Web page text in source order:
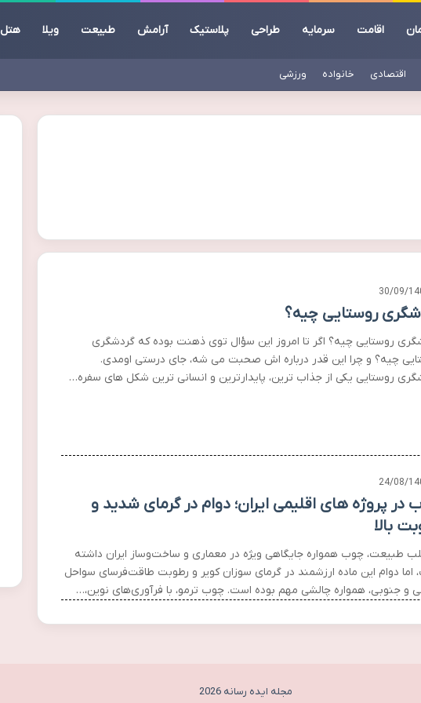
اقامت سرمایه طراحی پلاستیک آرامش طبیعت ویلا هتل
اقتصادی خانواده ورزشی
30/09/
روستایی چیه؟
روستایی چیه؟ اگر تا امروز این سؤال توی ذهنت بوده که گردشگری
چیه؟ و چرا این قدر درباره اش صحبت می شه، جای درستی اومدی.
روستایی یکی از جذاب ترین، پایدارترین و انسانی ترین شکل های سفره…
24/08/
در پروژه های اقلیمی ایران؛ دوام در گرمای شدید و
بالا
طبیعت، چوب همواره جایگاهی ویژه در معماری و ساخت‌وساز ایران داشته
اما دوام این ماده ارزشمند در گرمای سوزان کویر و رطوبت طاقت‌فرسای سواحل
و جنوبی، همواره چالشی مهم بوده است. چوب ترمو، با فرآوری‌های نوین،…
مجله ایده رسانه 2026